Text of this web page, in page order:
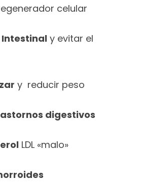
celular
y evitar el
y reducir peso
digestivos
LDL «malo»